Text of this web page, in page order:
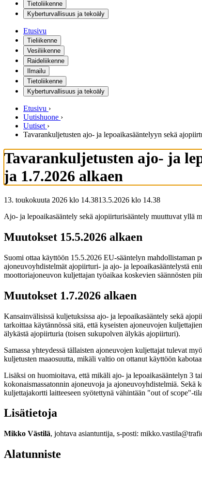
Tietoliikenne
Kyberturvallisuus ja tekoäly
Etusivu
Tieliikenne
Vesiliikenne
Raideliikenne
Ilmailu
Tietoliikenne
Kyberturvallisuus ja tekoäly
Etusivu ›
Uutishuone ›
Uutiset ›
Tavarankuljetusten ajo- ja lepoaikasääntelyyn sekä
Tavarankuljetusten ajo- ja
ja 1.7.2026 alkaen
13. toukokuuta 2026 klo 14.3813.5.2026 klo 14.38
Ajo- ja lepoaikasääntely sekä ajopiirturisääntely muuttuvat yllä
Muutokset 15.5.2026 alkaen
Suomi ottaa käyttöön 15.5.2026 EU-sääntelyn mahdollistaman
ajoneuvoyhdistelmät ajopiirturi- ja ajo- ja lepoaikasääntelystä
moottoriajoneuvon kuljettajan työaikaa koskevien säännösten
Muutokset 1.7.2026 alkaen
Kansainvälisissä kuljetuksissa ajo- ja lepoaikasääntely sekä
tarkoittaa käytännössä sitä, että kyseisten ajoneuvojen
älykästä ajopiirturia (toisen sukupolven älykäs ajopiirturi).
Samassa yhteydessä tällaisten ajoneuvojen kuljettajat tulevat
kuljetusten maaosuutta, mikäli valtio on ottanut käyttöön
Lisäksi on huomioitava, että mikäli ajo- ja lepoaikasääntelyn 3
kokonaismassatonnin ajoneuvoja ja ajoneuvoyhdistelmiä.
kuljettajakortti laitteeseen syötettynä vähintään "out of scope"-
Lisätietoja
Mikko Västilä, johtava asiantuntija, s-posti:
Alatunniste